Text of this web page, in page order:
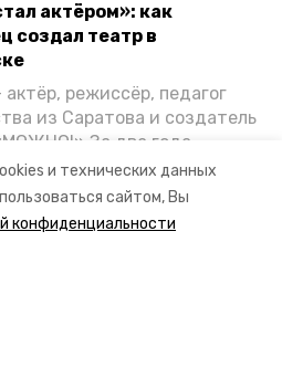
и технических данных
сайтом, Вы
конфиденциальности
актёром»: как
создал театр в
режиссёр, педагог
из Саратова и создатель
За два года
восемь спектаклей,
О том, как стал
и собрал труппу,
«Портала